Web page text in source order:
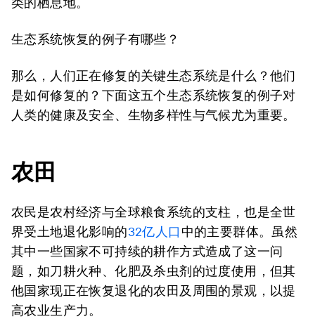
生态系统恢复的例子有哪些？
那么，人们正在修复的关键生态系统是什么？他们
是如何修复的？下面这五个生态系统恢复的例子对
人类的健康及安全、生物多样性与气候尤为重要。
农田
农民是农村经济与全球粮食系统的支柱，也是全世
界受土地退化影响的32亿人口 中的主要群体。虽然
其中一些国家不可持续的耕作方式造成了这一问
题，如刀耕火种、化肥及杀虫剂的过度使用，但其
他国家现正在恢复退化的农田及周围的景观，以提
高农业生产力。